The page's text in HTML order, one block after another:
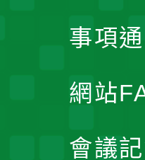
事項
網站
會議